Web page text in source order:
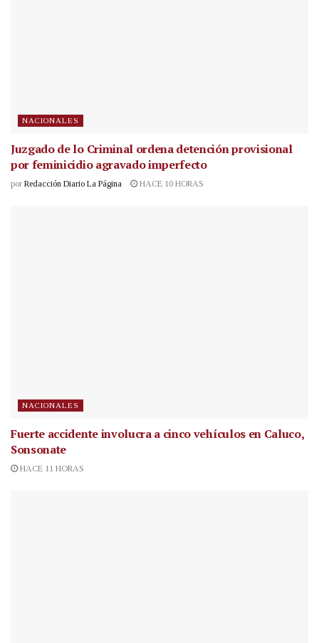
NACIONALES
Juzgado de lo Criminal ordena detención provisional
por feminicidio agravado imperfecto
por Redacción Diario La Página HACE 10 HORAS
NACIONALES
Fuerte accidente involucra a cinco vehículos en Caluco,
Sonsonate
HACE 11 HORAS